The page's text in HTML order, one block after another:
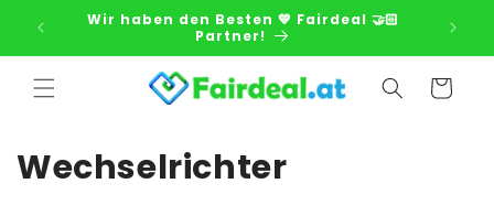
zum
Wir haben den Besten 💙 Fairdeal 🤝🏻
Partner!
Warenkorb
K
Wechselrichter